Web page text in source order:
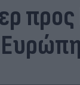
προς
Ευρώπη